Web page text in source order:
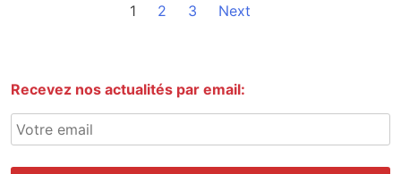
1 2 3 Next
Recevez nos actualités par email: